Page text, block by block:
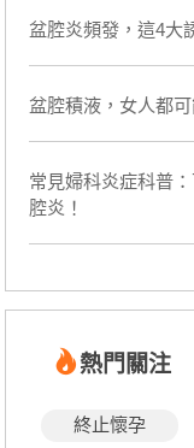
盆腔炎頻發，這4大
盆腔積液，女人都
常見婦科炎症科普
腔炎！
熱門關注
終止懷孕